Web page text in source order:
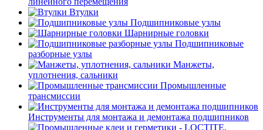
Втулки
Подшипниковые узлы
Шарнирные головки
Подшипниковые
разборные узлы
Манжеты,
уплотнения, сальники
Промышленные
трансмиссии
Инструменты для монтажа и демонтажа подшипников